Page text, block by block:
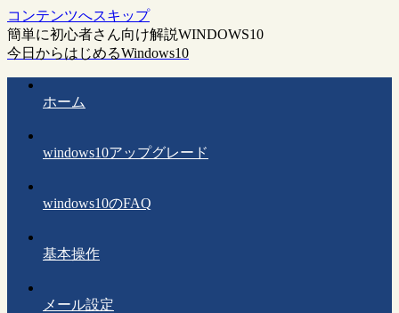
コンテンツへスキップ
簡単に初心者さん向け解説WINDOWS10
今日からはじめるWindows10
ホーム
windows10アップグレード
windows10のFAQ
基本操作
メール設定